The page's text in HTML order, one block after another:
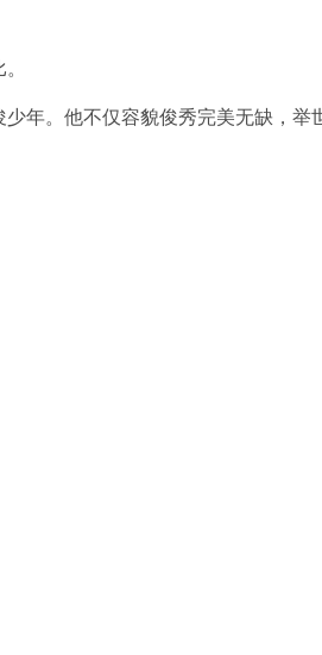
年。他不仅容貌俊秀完美无缺，